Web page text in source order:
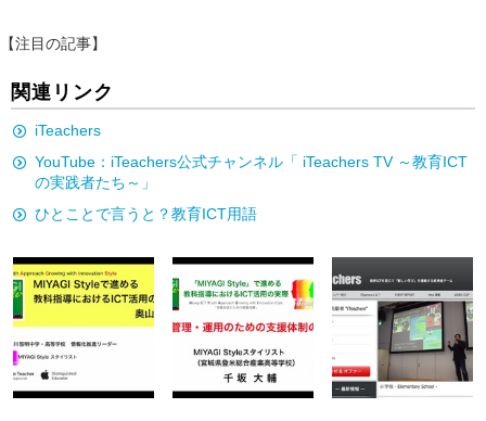
【注目の記事】
関連リンク
iTeachers
YouTube：iTeachers公式チャンネル「 iTeachers TV ～教育ICT
の実践者たち～」
ひとことで言うと？教育ICT用語